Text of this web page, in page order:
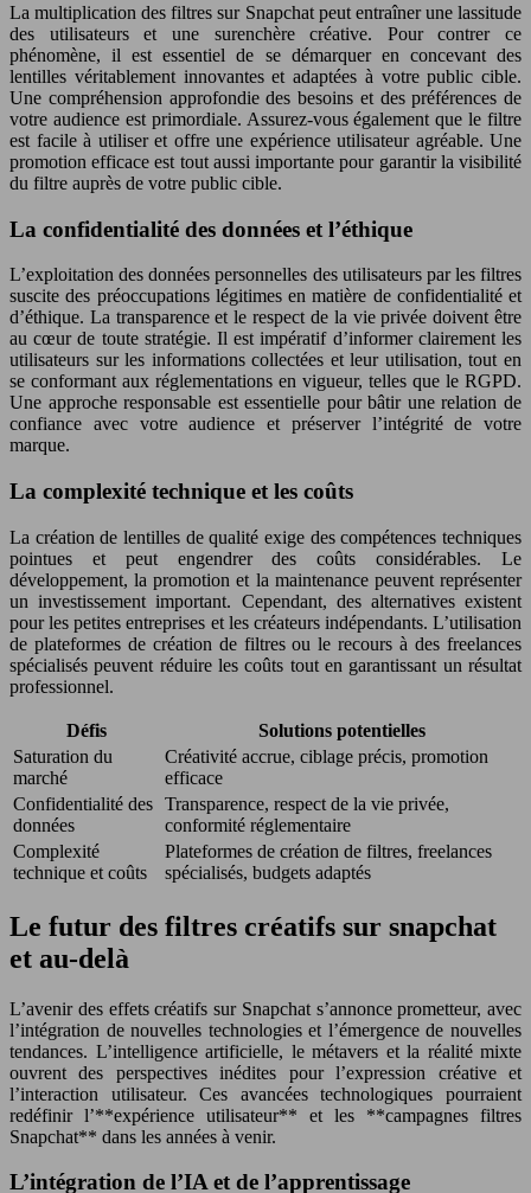
La multiplication des filtres sur Snapchat peut entraîner une lassitude
des utilisateurs et une surenchère créative. Pour contrer ce
phénomène, il est essentiel de se démarquer en concevant des
lentilles véritablement innovantes et adaptées à votre public cible.
Une compréhension approfondie des besoins et des préférences de
votre audience est primordiale. Assurez-vous également que le filtre
est facile à utiliser et offre une expérience utilisateur agréable. Une
promotion efficace est tout aussi importante pour garantir la visibilité
du filtre auprès de votre public cible.
La confidentialité des données et l’éthique
L’exploitation des données personnelles des utilisateurs par les filtres
suscite des préoccupations légitimes en matière de confidentialité et
d’éthique. La transparence et le respect de la vie privée doivent être
au cœur de toute stratégie. Il est impératif d’informer clairement les
utilisateurs sur les informations collectées et leur utilisation, tout en
se conformant aux réglementations en vigueur, telles que le RGPD.
Une approche responsable est essentielle pour bâtir une relation de
confiance avec votre audience et préserver l’intégrité de votre
marque.
La complexité technique et les coûts
La création de lentilles de qualité exige des compétences techniques
pointues et peut engendrer des coûts considérables. Le
développement, la promotion et la maintenance peuvent représenter
un investissement important. Cependant, des alternatives existent
pour les petites entreprises et les créateurs indépendants. L’utilisation
de plateformes de création de filtres ou le recours à des freelances
spécialisés peuvent réduire les coûts tout en garantissant un résultat
professionnel.
Défis
Solutions potentielles
Saturation du
marché
Créativité accrue, ciblage précis, promotion
efficace
Confidentialité des
données
Transparence, respect de la vie privée,
conformité réglementaire
Complexité
technique et coûts
Plateformes de création de filtres, freelances
spécialisés, budgets adaptés
Le futur des filtres créatifs sur snapchat
et au-delà
L’avenir des effets créatifs sur Snapchat s’annonce prometteur, avec
l’intégration de nouvelles technologies et l’émergence de nouvelles
tendances. L’intelligence artificielle, le métavers et la réalité mixte
ouvrent des perspectives inédites pour l’expression créative et
l’interaction utilisateur. Ces avancées technologiques pourraient
redéfinir l’**expérience utilisateur** et les **campagnes filtres
Snapchat** dans les années à venir.
L’intégration de l’IA et de l’apprentissage